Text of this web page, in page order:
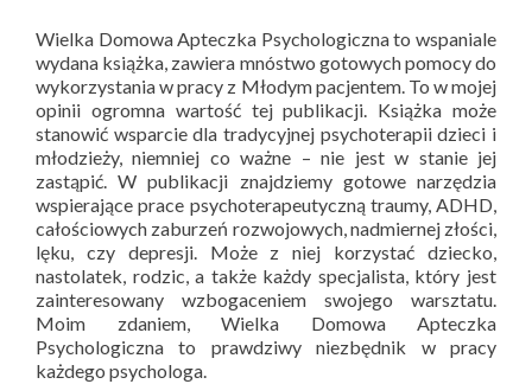
Wielka Domowa Apteczka Psychologiczna to wspaniale
wydana książka, zawiera mnóstwo gotowych pomocy do
wykorzystania w pracy z Młodym pacjentem. To w mojej
opinii ogromna wartość tej publikacji. Książka może
stanowić wsparcie dla tradycyjnej psychoterapii dzieci i
młodzieży, niemniej co ważne – nie jest w stanie jej
zastąpić. W publikacji znajdziemy gotowe narzędzia
wspierające prace psychoterapeutyczną traumy, ADHD,
całościowych zaburzeń rozwojowych, nadmiernej złości,
lęku, czy depresji. Może z niej korzystać dziecko,
nastolatek, rodzic, a także każdy specjalista, który jest
zainteresowany wzbogaceniem swojego warsztatu.
Moim zdaniem, Wielka Domowa Apteczka
Psychologiczna to prawdziwy niezbędnik w pracy
każdego psychologa.